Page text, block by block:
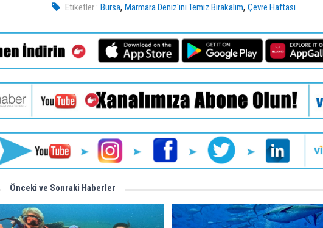
Etiketler : Bursa,Marmara Deniz'ini Temiz Bırakalım,Çevre Haftası
Önceki ve Sonraki Haberler